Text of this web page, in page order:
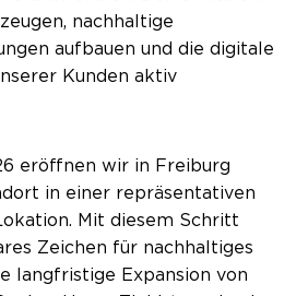
nachhaltige
aufbauen und die digitale
Kunden aktiv
eröffnen wir in Freiburg
in einer repräsentativen
Mit diesem Schritt
Zeichen für nachhaltiges
langfristige Expansion von